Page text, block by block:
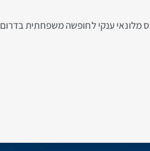
מלונאי ענקי לחופשה משפחתית בדרום